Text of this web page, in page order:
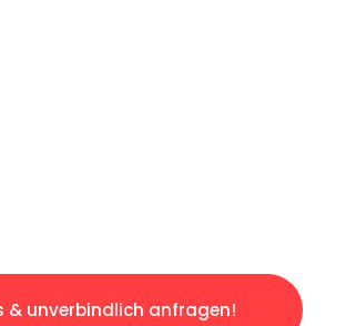
& unverbindlich anfragen!